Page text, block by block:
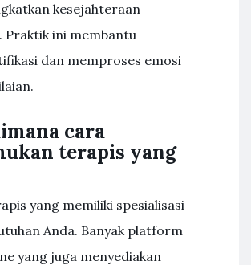
kesejahteraan
Praktik ini membantu
dan memproses emosi
cara
terapis yang
yang memiliki spesialisasi
Anda. Banyak platform
yang juga menyediakan